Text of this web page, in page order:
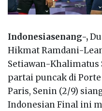
Indonesiasenang-,
Hikmat Ramdani-
Setiawan-Khalimatus
partai puncak di
Paris, Senin (2/9)
Indonesian Final ini